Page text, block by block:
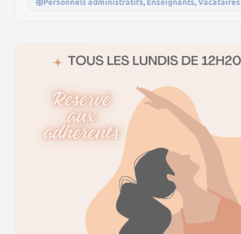
Personnels administratifs, Enseignants, Vacataires